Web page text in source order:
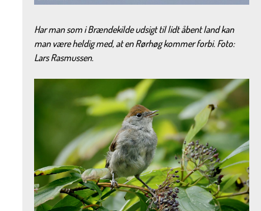
Har man som i Brændekilde udsigt til lidt åbent land kan
man være heldig med, at en Rørhøg kommer forbi. Foto:
Lars Rasmussen.